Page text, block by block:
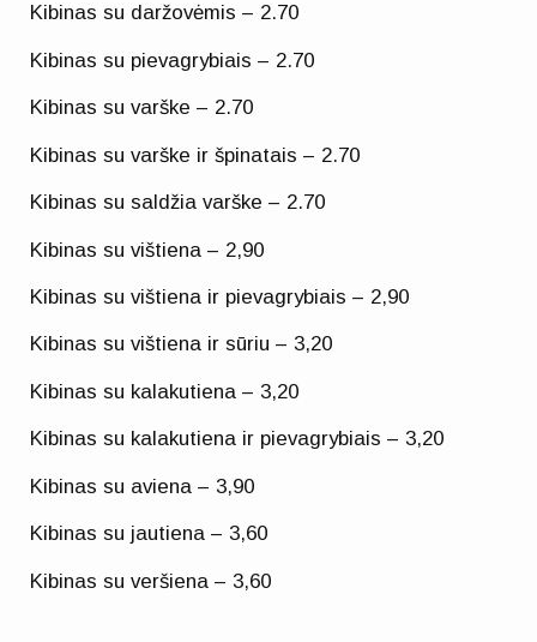
Kibinas su daržovėmis – 2.70
Kibinas su pievagrybiais – 2.70
Kibinas su varške – 2.70
Kibinas su varške ir špinatais – 2.70
Kibinas su saldžia varške – 2.70
Kibinas su vištiena – 2,90
Kibinas su vištiena ir pievagrybiais – 2,90
Kibinas su vištiena ir sūriu – 3,20
Kibinas su kalakutiena – 3,20
Kibinas su kalakutiena ir pievagrybiais – 3,20
Kibinas su aviena – 3,90
Kibinas su jautiena – 3,60
Kibinas su veršiena – 3,60